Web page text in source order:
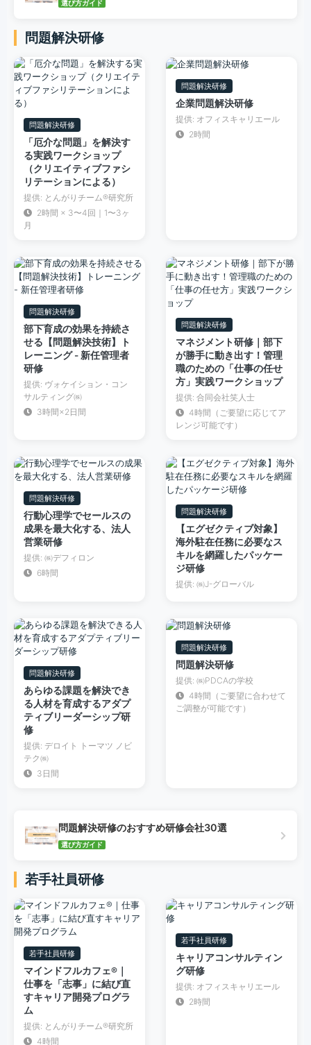
選び方ガイド
問題解決研修
問題解決研修
「厄介な問題」を解決す
る実践ワークショップ
（クリエイティブファシ
リテーションによる）
提供: とんがりチーム®︎研究所
2時間 × 3〜4回｜1〜3ヶ
月
問題解決研修
企業問題解決研修
提供: オフィスキャリエール
2時間
問題解決研修
部下育成の効果を持続さ
せる【問題解決技術】ト
レーニング - 新任管理者
研修
提供: ヴォケイション・コン
サルティング㈱
3時間×2日間
問題解決研修
マネジメント研修｜部下
が勝手に動き出す！管理
職のための「仕事の任せ
方」実践ワークショップ
提供: 合同会社笑人士
4時間（ご要望に応じてア
レンジ可能です）
問題解決研修
行動心理学でセールスの
成果を最大化する、法人
営業研修
提供: ㈱デフィロン
6時間
問題解決研修
【エグゼクティブ対象】
海外駐在任務に必要なス
キルを網羅したパッケー
ジ研修
提供: ㈱J-グローバル
問題解決研修
あらゆる課題を解決でき
る人材を育成するアダプ
ティブリーダーシップ研
修
提供: デロイト トーマツ ノビ
テク㈱
3日間
問題解決研修
問題解決研修
提供: ㈱PDCAの学校
4時間（ご要望に合わせて
ご調整が可能です）
問題解決研修のおすすめ研修会社30選
選び方ガイド
若手社員研修
若手社員研修
マインドフルカフェ®︎｜
仕事を「志事」に結び直
すキャリア開発プログラ
ム
提供: とんがりチーム®︎研究所
4時間
若手社員研修
キャリアコンサルティン
グ研修
提供: オフィスキャリエール
2時間